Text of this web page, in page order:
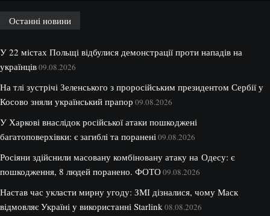
Останні новини
У 22 містах Польщі відбулися демонстрації проти нападів на
українців09.08.2026
На тлі зустрічі Зеленського з проросійським президентом Сербії у
Косово зняли український прапор 09.08.2026
У Харкові внаслідок російської атаки пошкоджені
багатоповерхівки: є загиблі та поранені09.08.2026
Росіяни здійснили масовану комбіновану атаку на Одесу: є
пошкодження, 8 людей поранено. ФОТО09.08.2026
Настав час укласти мирну угоду: ЗМІ дізналися, чому Маск
відмовляє Україні у використанні Starlink08.08.2026